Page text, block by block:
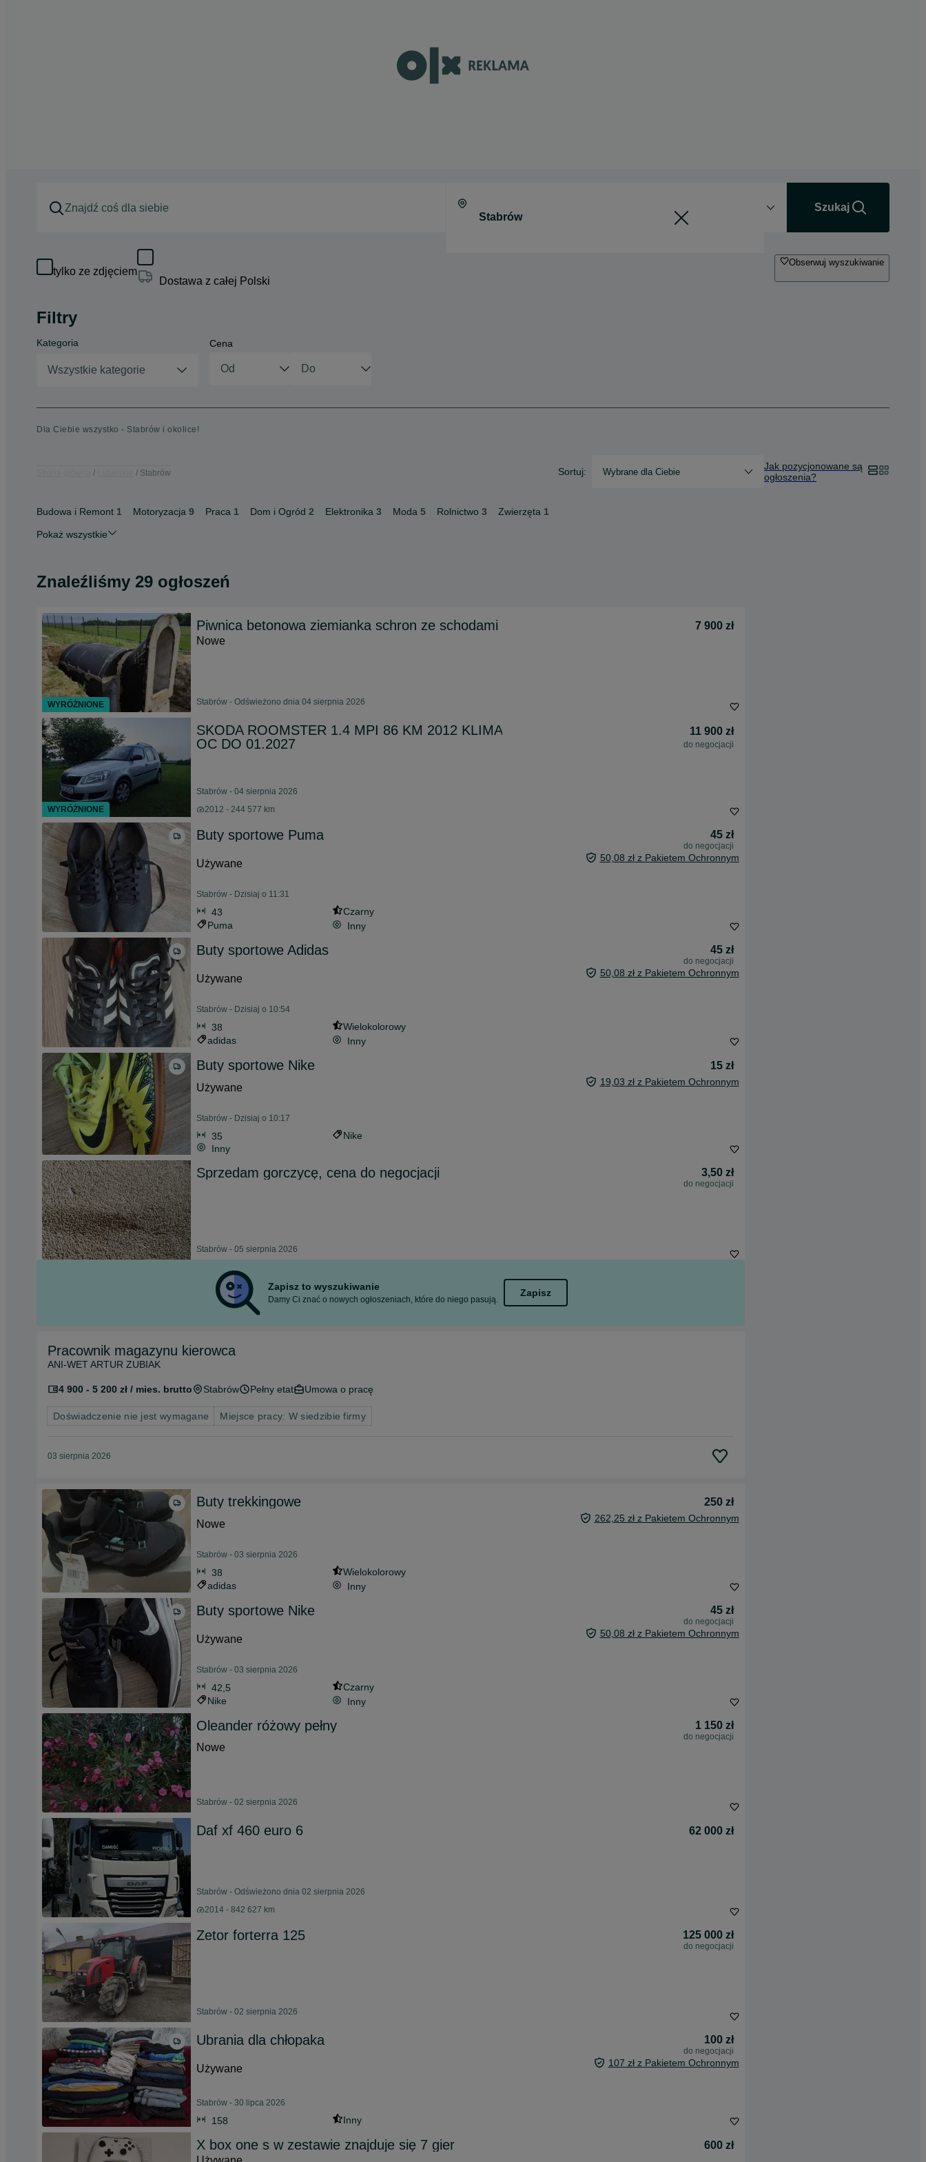
Szukaj
tylko ze zdjęciem
Dostawa z całej Polski
Obserwuj wyszukiwanie
Filtry
Kategoria
Wszystkie kategorie
Cena
Dla Ciebie wszystko - Stabrów i okolice!
Stabrów Sortuj: Wybrane dla Ciebie
Jak pozycjonowane są
ogłoszenia?
Budowa i Remont 1 Motoryzacja 9 Praca 1 Dom i Ogród 2 Elektronika 3 Moda 5 Rolnictwo 3 Zwierzęta 1
Pokaż wszystkie
Znaleźliśmy 29 ogłoszeń
Piwnica betonowa ziemianka schron ze schodami
7 900 zł
Nowe
Stabrów - Odświeżono dnia 04 sierpnia 2026
SKODA ROOMSTER 1.4 MPI 86 KM 2012 KLIMA
OC DO 01.2027
11 900 zł
do negocjacji
Stabrów - 04 sierpnia 2026
2012 - 244 577 km
Buty sportowe Puma 45 zł
do negocjacji
Używane 50,08 zł z Pakietem Ochronnym
Stabrów - Dzisiaj o 11:31
43
Czarny
Puma
Inny
Buty sportowe Adidas 45 zł
do negocjacji
Używane 50,08 zł z Pakietem Ochronnym
Stabrów - Dzisiaj o 10:54
38
Wielokolorowy
adidas
Inny
Buty sportowe Nike
15 zł
Używane
19,03 zł z Pakietem Ochronnym
Stabrów - Dzisiaj o 10:17
35
Nike
Inny
Sprzedam gorczycę, cena do negocjacji 3,50 zł
do negocjacji
Stabrów - 05 sierpnia 2026
Zapisz to wyszukiwanie
Damy Ci znać o nowych ogłoszeniach, które do niego pasują.
Zapisz
Pracownik magazynu kierowca
ANI-WET ARTUR ZUBIAK
4 900 - 5 200 zł / mies. brutto Stabrów Pełny etat Umowa o pracę
Doświadczenie nie jest wymagane Miejsce pracy: W siedzibie firmy
03 sierpnia 2026
Buty trekkingowe
250 zł
Nowe
262,25 zł z Pakietem Ochronnym
Stabrów - 03 sierpnia 2026
38
Wielokolorowy
adidas
Inny
Buty sportowe Nike 45 zł
do negocjacji
Używane 50,08 zł z Pakietem Ochronnym
Stabrów - 03 sierpnia 2026
42,5
Czarny
Nike
Inny
Oleander różowy pełny 1 150 zł
do negocjacji
Nowe
Stabrów - 02 sierpnia 2026
Daf xf 460 euro 6 62 000 zł
Stabrów - Odświeżono dnia 02 sierpnia 2026
2014 - 842 627 km
Zetor forterra 125 125 000 zł
do negocjacji
Stabrów - 02 sierpnia 2026
Ubrania dla chłopaka 100 zł
do negocjacji
Używane 107 zł z Pakietem Ochronnym
Stabrów - 30 lipca 2026
158 Inny
X box one s w zestawie znajduje się 7 gier
600 zł
WYRÓŻNIONE
WYRÓŻNIONE